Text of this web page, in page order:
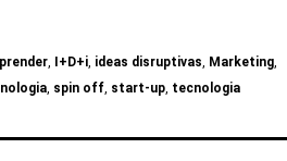
, I+D+i, ideas disruptivas, Marketing,
, spin off, start-up, tecnologia